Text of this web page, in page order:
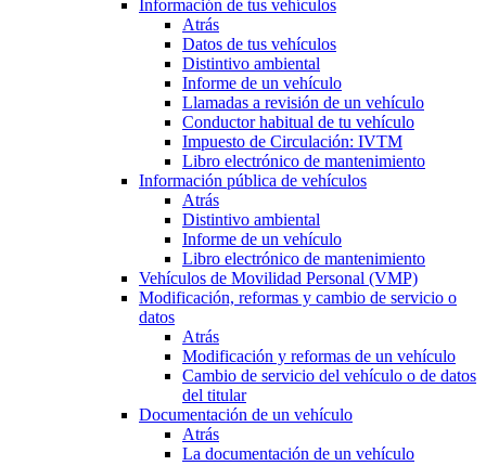
Información de tus vehículos
Atrás
Datos de tus vehículos
Distintivo ambiental
Informe de un vehículo
Llamadas a revisión de un vehículo
Conductor habitual de tu vehículo
Impuesto de Circulación: IVTM
Libro electrónico de mantenimiento
Información pública de vehículos
Atrás
Distintivo ambiental
Informe de un vehículo
Libro electrónico de mantenimiento
Vehículos de Movilidad Personal (VMP)
Modificación, reformas y cambio de servicio o
datos
Atrás
Modificación y reformas de un vehículo
Cambio de servicio del vehículo o de datos
del titular
Documentación de un vehículo
Atrás
La documentación de un vehículo